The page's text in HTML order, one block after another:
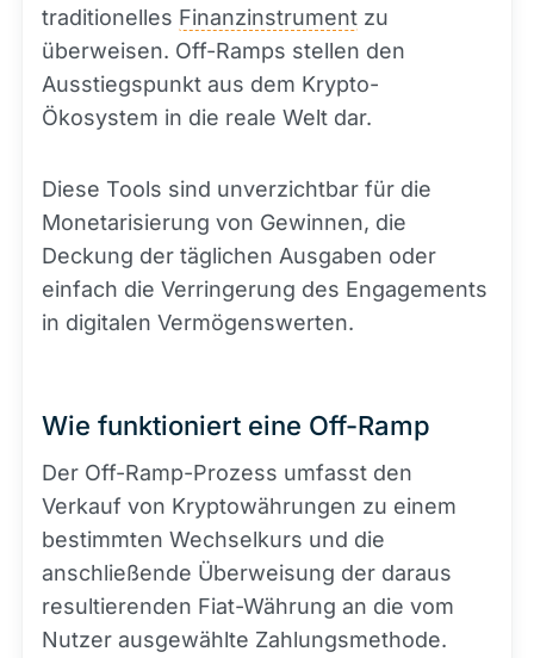
traditionelles Finanzinstrument zu
überweisen. Off-Ramps stellen den
Ausstiegspunkt aus dem Krypto-
Ökosystem in die reale Welt dar.
Diese Tools sind unverzichtbar für die
Monetarisierung von Gewinnen, die
Deckung der täglichen Ausgaben oder
einfach die Verringerung des Engagements
in digitalen Vermögenswerten.
Wie funktioniert eine Off-Ramp
Der Off-Ramp-Prozess umfasst den
Verkauf von Kryptowährungen zu einem
bestimmten Wechselkurs und die
anschließende Überweisung der daraus
resultierenden Fiat-Währung an die vom
Nutzer ausgewählte Zahlungsmethode.